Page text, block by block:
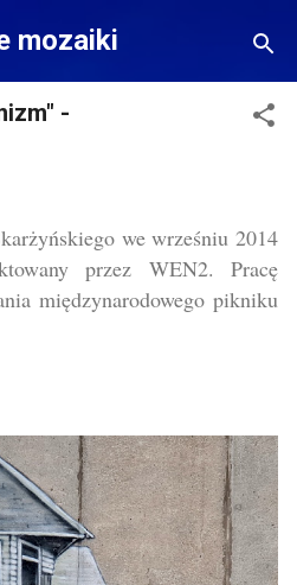
zawartości
mozaiki
-
we wrześniu 2014
przez WEN2. Pracę
międzynarodowego pikniku